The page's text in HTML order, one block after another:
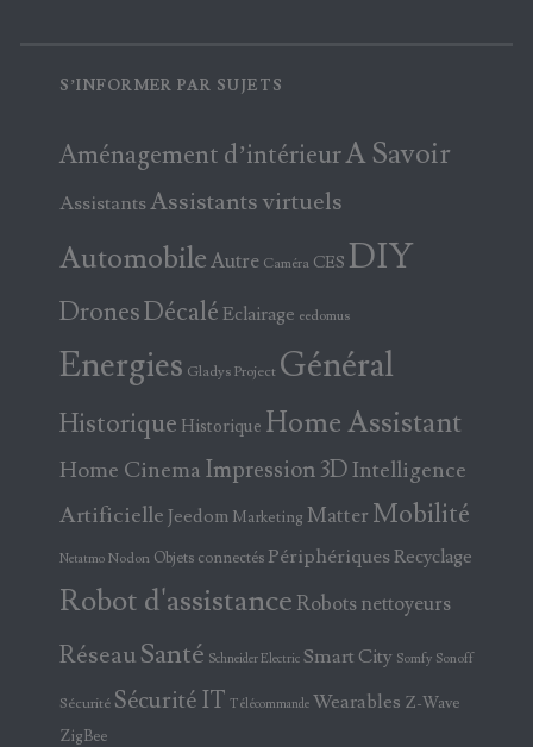
S’INFORMER PAR SUJETS
Aménagement d’intérieurA Savoir
AssistantsAssistants virtuels
AutomobileAutre Caméra CES DIY
DronesDécalé Eclairage eedomus
Energies Gladys Project Général
Historique Historique Home Assistant
Home Cinema Impression 3DIntelligence
Artificielle Jeedom Marketing Matter Mobilité
Netatmo Nodon Objets connectés PériphériquesRecyclage
Robot d'assistance Robots nettoyeurs
RéseauSanté Schneider Electric Smart City Somfy Sonoff
Sécurité Sécurité IT Télécommande Wearables Z-Wave
ZigBee